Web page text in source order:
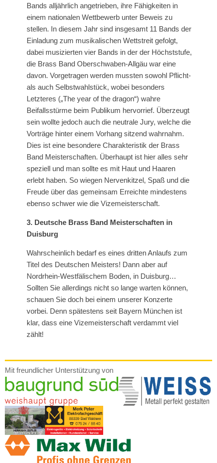
Bands alljährlich angetrieben, ihre Fähigkeiten in
einem nationalen Wettbewerb unter Beweis zu
stellen. In diesem Jahr sind insgesamt 11 Bands der
Einladung zum musikalischen Wettstreit gefolgt,
dabei musizierten vier Bands in der der Höchststufe,
die Brass Band Oberschwaben-Allgäu war eine
davon. Vorgetragen werden mussten sowohl Pflicht-
als auch Selbstwahlstück, wobei besonders
Letzteres („The year of the dragon“) wahre
Beifallsstürme beim Publikum hervorrief. Überzeugt
sein wollte jedoch auch die neutrale Jury, welche die
Vorträge hinter einem Vorhang sitzend wahrnahm.
Dies ist eine besondere Charakteristik der Brass
Band Meisterschaften. Überhaupt ist hier alles sehr
speziell und man sollte es mit Haut und Haaren
erlebt haben. So wiegen Nervenkitzel, Spaß und die
Freude über das gemeinsam Erreichte mindestens
ebenso schwer wie die Vizemeisterschaft.
3. Deutsche Brass Band Meisterschaften in
Duisburg
Wahrscheinlich bedarf es eines dritten Anlaufs zum
Titel des Deutschen Meisters! Dann aber auf
Nordrhein-Westfälischem Boden, in Duisburg…
Sollten Sie allerdings nicht so lange warten können,
schauen Sie doch bei einem unserer Konzerte
vorbei. Denn spätestens seit Bayern München ist
klar, dass eine Vizemeisterschaft verdammt viel
zählt!
Mit freundlicher Unterstützung von